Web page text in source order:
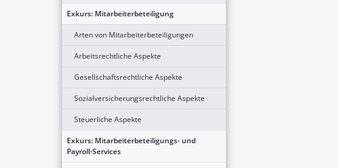
Exkurs: Mitarbeiterbeteiligung
Arten von Mitarbeiterbeteiligungen
Arbeitsrechtliche Aspekte
Gesellschaftsrechtliche Aspekte
Sozialversicherungsrechtliche Aspekte
Steuerliche Aspekte
Exkurs: Mitarbeiterbeteiligungs- und
Payroll-Services